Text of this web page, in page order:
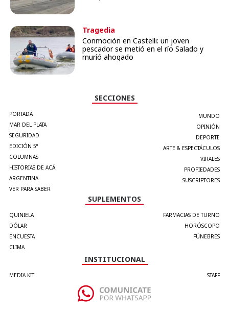
Tragedia
Conmoción en Castelli: un joven
pescador se metió en el río Salado y
murió ahogado
SECCIONES
PORTADA
MAR DEL PLATA
SEGURIDAD
EDICIÓN 5°
COLUMNAS
HISTORIAS DE ACÁ
ARGENTINA
VER PARA SABER
MUNDO
OPINIÓN
DEPORTE
ARTE & ESPECTÁCULOS
VIRALES
PROPIEDADES
SUSCRIPTORES
SUPLEMENTOS
QUINIELA
DÓLAR
ENCUESTA
CLIMA
FARMACIAS DE TURNO
HORÓSCOPO
FÚNEBRES
INSTITUCIONAL
MEDIA KIT STAFF